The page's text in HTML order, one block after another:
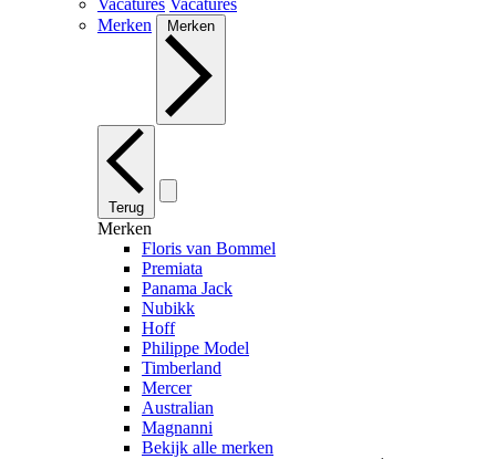
Merken
Merken
Terug
Merken
Floris van Bommel
Premiata
Panama Jack
Nubikk
Hoff
Philippe Model
Timberland
Mercer
Australian
Magnanni
Bekijk alle merken